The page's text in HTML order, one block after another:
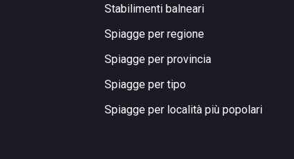
Stabilimenti balneari
Spiagge per regione
Spiagge per provincia
Spiagge per tipo
Spiagge per località più popolari